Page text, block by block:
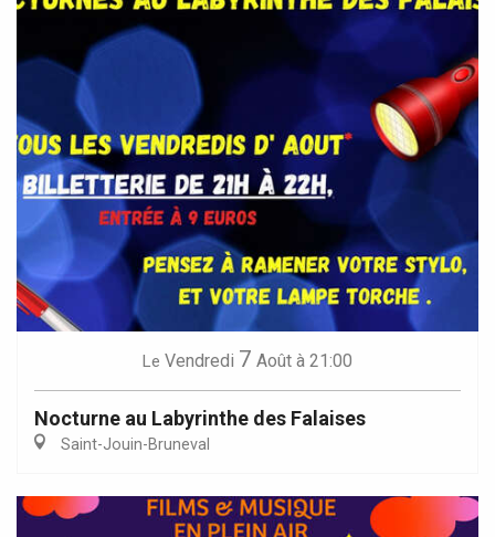
Le Vendredi 7 Août à 21:00
Nocturne au Labyrinthe des Falaises
Saint-Jouin-Bruneval